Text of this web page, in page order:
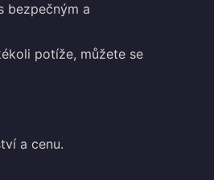
bezpečným a
potíže, můžete se
a cenu.